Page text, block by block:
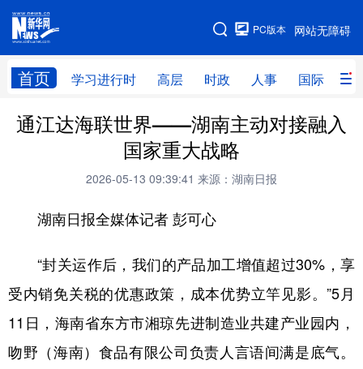
网站无障碍
PC版本
首页 学习进行时 高层 时政 人事 国际 财
网站地图
学习进行时 高层 时政 人事
财经 网评
全球连线
科技 科创 量子
文化 书画 健康 军事
访谈 视频 图片 政务
法律 中央文件 金融 汽车
食品 人居 信息化 数字经济
通江达海联世界——湖南主动对接融入
国家重大战略
2026-05-13 09:39:41 来源：湖南日报
湖南日报全媒体记者 彭可心
“封关运作后，我们的产品加工增值超过30%，享
受内销免关税的优惠政策，成本优势立竿见影。”5月
11日，海南省东方市湘琼先进制造业共建产业园内，
吻野（海南）食品有限公司负责人言语间满是底气。